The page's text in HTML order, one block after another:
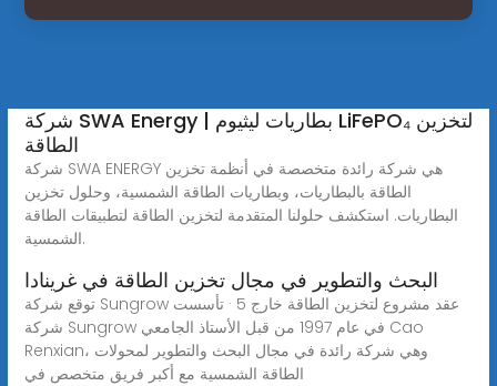
شركة SWA Energy | بطاريات ليثيوم LiFePO₄ لتخزين
الطاقة
شركة SWA ENERGY هي شركة رائدة متخصصة في أنظمة تخزين
الطاقة بالبطاريات، وبطاريات الطاقة الشمسية، وحلول تخزين
البطاريات. استكشف حلولنا المتقدمة لتخزين الطاقة لتطبيقات الطاقة
الشمسية.
البحث والتطوير في مجال تخزين الطاقة في غرينادا
توقع شركة Sungrow عقد مشروع لتخزين الطاقة خارج 5 · تأسست
شركة Sungrow في عام 1997 من قبل الأستاذ الجامعي Cao
Renxian، وهي شركة رائدة في مجال البحث والتطوير لمحولات
الطاقة الشمسية مع أكبر فريق متخصص في